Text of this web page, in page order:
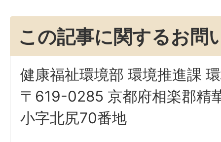
この記事に関するお問
健康福祉環境部 環境推進課
〒619-0285 京都府相楽郡精
小字北尻70番地